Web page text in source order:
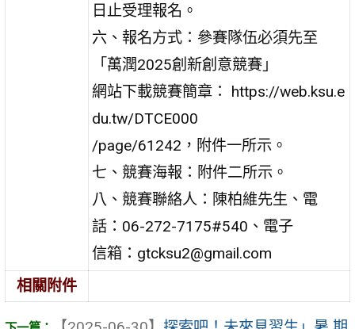
日止受理報名。
六、報名方式：參賽隊伍必須先至
「萬潤2025創新創意競賽」
網站下載競賽簡章： https://web.ksu.e
du.tw/DTCE000
/page/61242，附件一所示。
七、競賽海報：附件二所示。
八、競賽聯絡人：陳柏維先生、電
話：06-272-7175#540、電子
信箱：gtcksu2@gmail.com
相關附件